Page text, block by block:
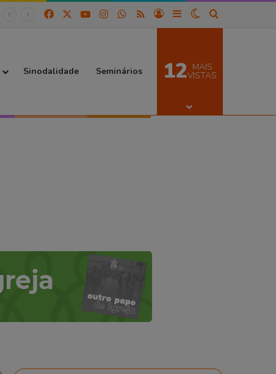
Facebook YouTubeInstagramWhatsApp
RSS Entrar Barra Lateral
Switch skin
Procurar por
Sinodalidade Seminários 12 MAIS
VISTAS